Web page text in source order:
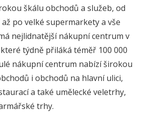
škálu obchodů a služeb, od
po velké supermarkety a vše
nejlidnatější nákupní centrum v
týdně přiláká téměř 100 000
nákupní centrum nabízí širokou
i obchodů na hlavní ulici,
a také umělecké veletrhy,
trhy.